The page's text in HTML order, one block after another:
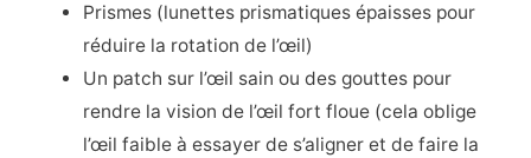
Prismes (lunettes prismatiques épaisses pour
réduire la rotation de l’œil)
Un patch sur l’œil sain ou des gouttes pour
rendre la vision de l’œil fort floue (cela oblige
l’œil faible à essayer de s’aligner et de faire la